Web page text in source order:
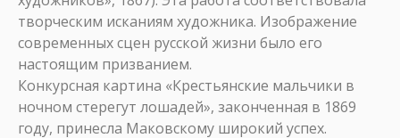
творческим исканиям художника. Изображение
современных сцен русской жизни было его
настоящим призванием.
Конкурсная картина «Крестьянские мальчики в
ночном стерегут лошадей», законченная в 1869
году, принесла Маковскому широкий успех.